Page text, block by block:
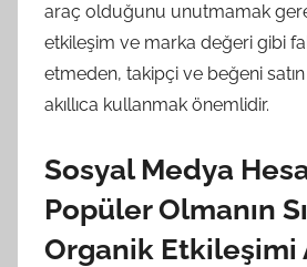
araç olduğunu unutmamak
etkileşim ve marka değeri gibi
etmeden, takipçi ve beğeni
akıllıca kullanmak önemlidir.
Sosyal Medya
Popüler Olmanın
Organik Etkileşimi